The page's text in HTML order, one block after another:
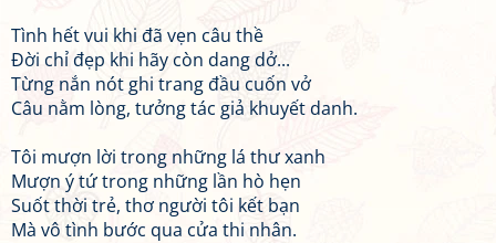
Tình hết vui khi đã vẹn câu thề
Đời chỉ đẹp khi hãy còn dang dở...
Từng nắn nót ghi trang đầu cuốn vở
Câu nằm lòng, tưởng tác giả khuyết danh.
Tôi mượn lời trong những lá thư xanh
Mượn ý tứ trong những lần hò hẹn
Suốt thời trẻ, thơ người tôi kết bạn
Mà vô tình bước qua cửa thi nhân.